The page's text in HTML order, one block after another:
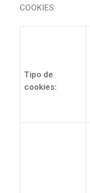
COOKIES:
Tipo de
cookies: